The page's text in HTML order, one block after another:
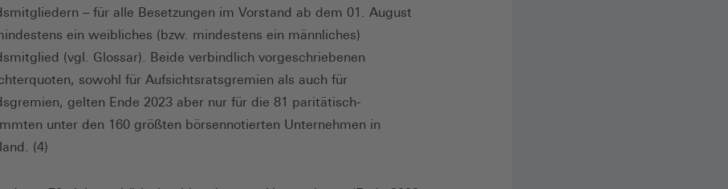
– für alle Besetzungen im Vorstand ab dem 01. August
ein weibliches (bzw. mindestens ein männliches)
(vgl. Glossar). Beide verbindlich vorgeschriebenen
sowohl für Aufsichtsratsgremien als auch für
gelten Ende 2023 aber nur für die 81 paritätisch-
unter den 160 größten börsennotierten Unternehmen in
(4)